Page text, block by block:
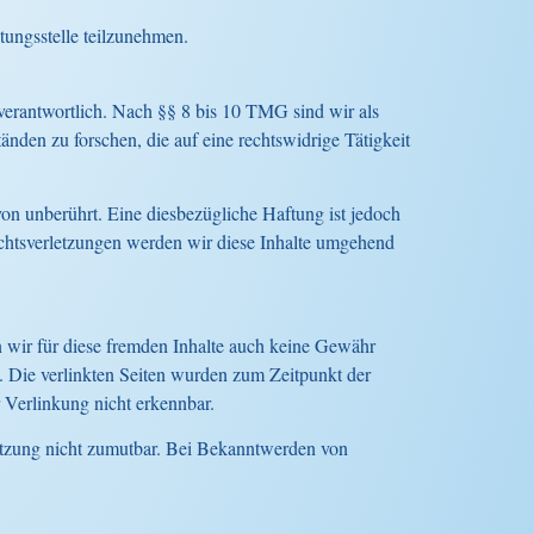
teilzunehmen.
Nach §§ 8 bis 10 TMG sind wir als
zu forschen, die auf eine rechtswidrige Tätigkeit
unberührt. Eine diesbezügliche Haftung ist jedoch
werden wir diese Inhalte umgehend
für diese fremden Inhalte auch keine Gewähr
Die verlinkten Seiten wurden zum Zeitpunkt der
nicht erkennbar.
nicht zumutbar. Bei Bekanntwerden von